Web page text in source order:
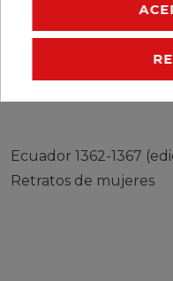
Ecuador 1362-1367
Retratos de mujeres